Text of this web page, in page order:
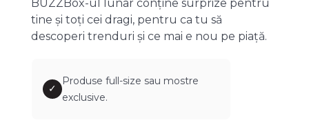
BUZZBox-ul lunar conține surprize pentru
tine și toți cei dragi, pentru ca tu să
descoperi trenduri și ce mai e nou pe piață.
✓
Produse full-size sau mostre
exclusive.